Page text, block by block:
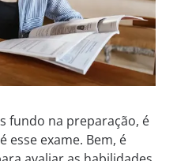
fundo na preparação, é
esse exame. Bem, é